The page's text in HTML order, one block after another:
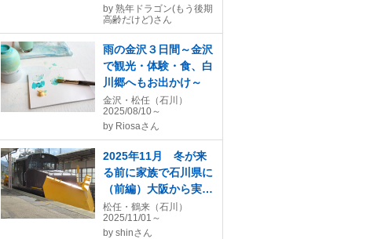
by 熟年ドラゴン(もう後期
高齢だけど)さん
雨の金沢３日間～金沢
で観光・体験・食、白
川郷へもお出かけ～
金沢・松任（石川）
2025/08/10～
by Riosaさん
2025年11月 冬が来
る前に家族で石川県に
（前編）大阪から実家
によって金沢の図書館
と美大祭へ
松任・鶴来（石川）
2025/11/01～
by shinさん